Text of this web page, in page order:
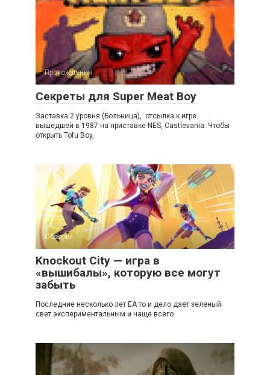
Прохождения
Секреты для Super Meat Boy
Заставка 2 уровня (Больница), отсылка к игре
вышедшей в 1987 на приставке NES, Castlevania. Чтобы
открыть Tofu Boy,
Обзоры
Knockout City — игра в
«вышибалы», которую все могут
забыть
Последние несколько лет EA то и дело дает зеленый
свет экспериментальным и чаще всего